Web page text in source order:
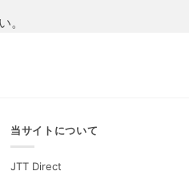
。
当サイトについて
JTT Direct